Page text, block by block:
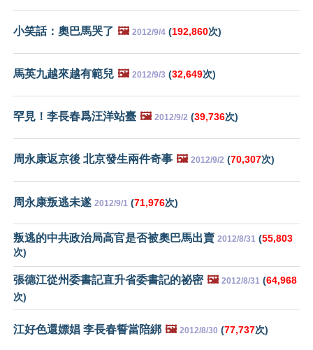
小笑話：奧巴馬哭了 🖼️ 2012/9/4 (192,860次)
馬英九越來越有範兒 🖼️ 2012/9/3 (32,649次)
罕見！李長春爲汪洋站臺 🖼️ 2012/9/2 (39,736次)
周永康返京後 北京發生兩件奇事 🖼️ 2012/9/2 (70,307次)
周永康叛逃未遂 2012/9/1 (71,976次)
叛逃的中共政治局高官是否被奧巴馬出賣 2012/8/31 (55,803
次)
張德江從州委書記直升省委書記的祕密 🖼️ 2012/8/31 (64,968
次)
江好色還嫖娼 李長春誓當陪綁 🖼️ 2012/8/30 (77,737次)